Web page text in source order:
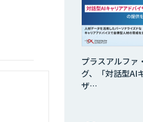
プラスアルファ
グ、「対話型AI
ザ…